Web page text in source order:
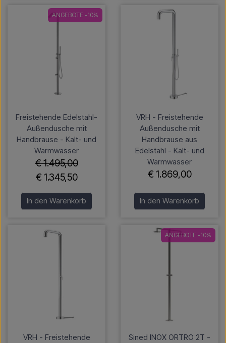
ANGEBOTE -10%
Freistehende Edelstahl-
Außendusche mit
Handbrause - Kalt- und
Warmwasser
€ 1.495,00
€ 1.345,50
In den Warenkorb
VRH - Freistehende
Außendusche mit
Handbrause aus
Edelstahl - Kalt- und
Warmwasser
€ 1.869,00
In den Warenkorb
VRH - Freistehende
ANGEBOTE -10%
Sined INOX ORTRO 2T -